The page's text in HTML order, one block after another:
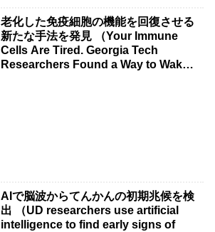
老化した免疫細胞の機能を回復させる
新たな手法を発見 （Your Immune
Cells Are Tired. Georgia Tech
Researchers Found a Way to Wake
AIで脳波からてんかんの初期兆候を検
出 （UD researchers use artificial
intelligence to find early signs of